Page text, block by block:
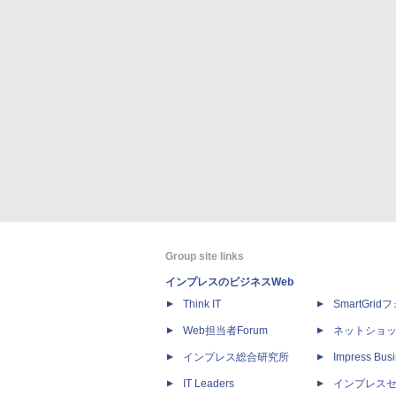
Group site links
インプレスのビジネスWeb
Think IT
Web担当者Forum
インプレス総合研究所
IT Leaders
SmartGridフ
ネットショ
Impress
インプレス